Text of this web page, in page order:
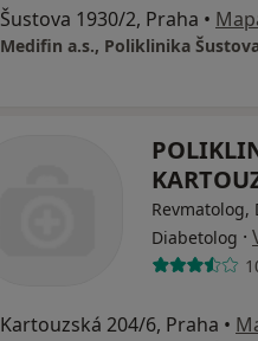
Šustova 1930/2, Praha •
Medifin a.s., Poliklinika
Revmatolog,
Diabetolog ·
Kartouzská 204/6, Praha •